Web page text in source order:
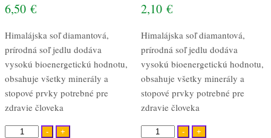
6,50 €
Himalájska soľ diamantová,
prírodná soľ jedlu dodáva
vysokú bioenergetickú hodnotu,
obsahuje všetky minerály a
stopové prvky potrebné pre
zdravie človeka
-
množstvo
+
2,10 €
Himalájska soľ diamantová,
prírodná soľ jedlu dodáva
vysokú bioenergetickú hodnotu,
obsahuje všetky minerály a
stopové prvky potrebné pre
zdravie človeka
-
množstvo
+